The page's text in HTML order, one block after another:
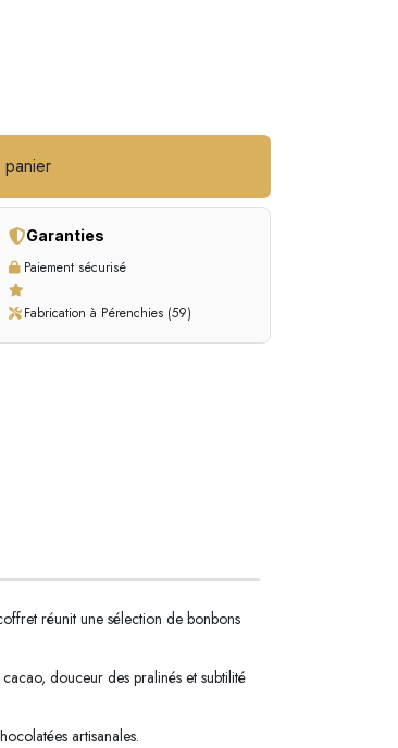
Garanties
Paiement sécurisé
Fabrication à Pérenchies (59)
réunit une sélection de bonbons
douceur des pralinés et subtilité
artisanales.